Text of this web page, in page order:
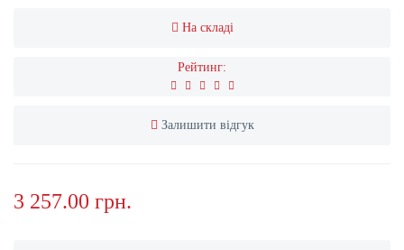
На складі
Рейтинг:
Залишити відгук
3 257.00 грн.